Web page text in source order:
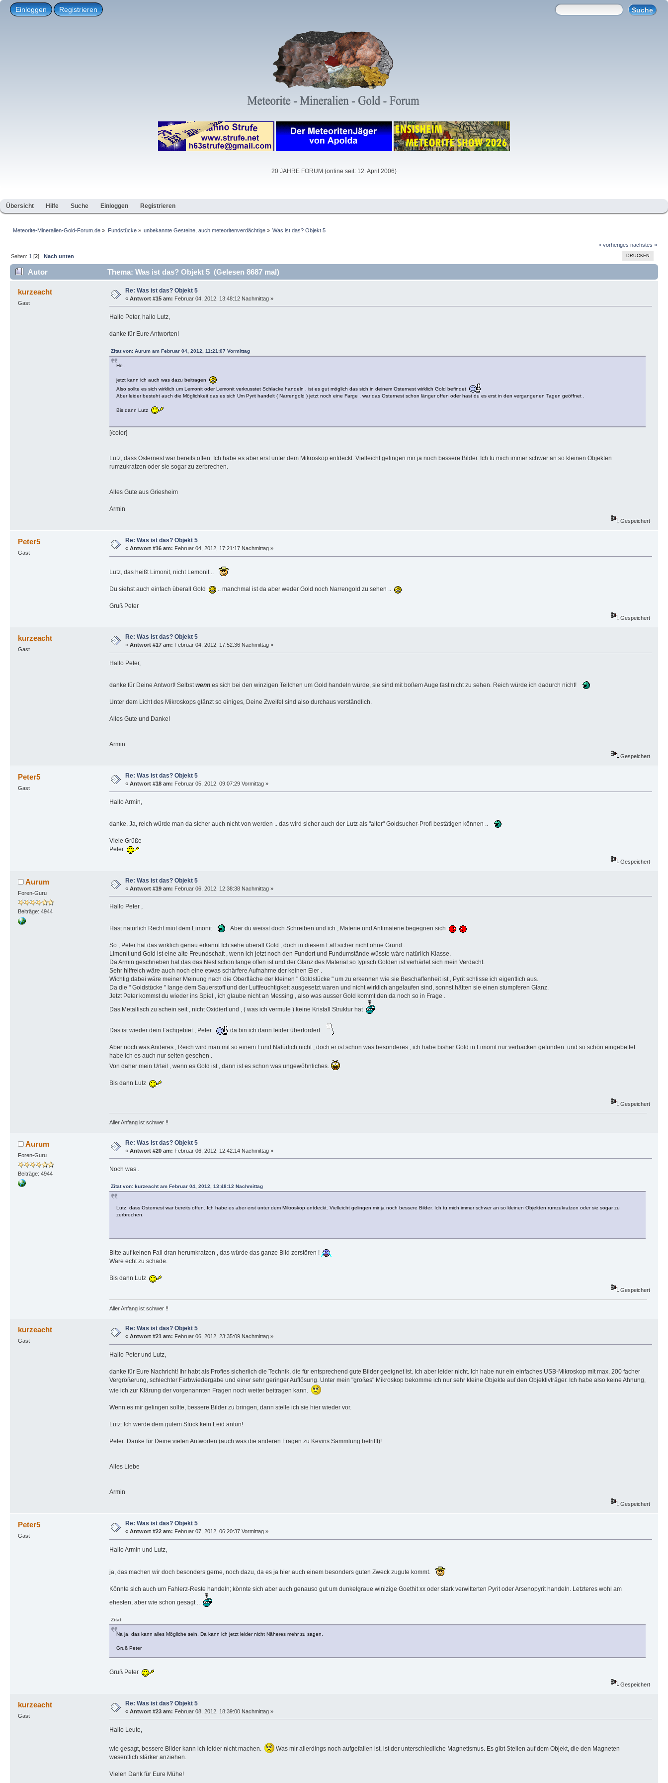
Einloggen Registrieren
20 JAHRE FORUM (online seit: 12. April 2006)
Übersicht Hilfe Suche Einloggen Registrieren
Meteorite-Mineralien-Gold-Forum.de » Fundstücke» unbekannte Gesteine, auch meteoritenverdächtige» Was ist das? Objekt 5
« vorheriges nächstes »
DRUCKEN
Seiten: 1 [2]Nach unten
Autor Thema: Was ist das? Objekt 5 (Gelesen 8687 mal)
kurzeacht
Gast
Re: Was ist das? Objekt 5
« Antwort #15 am: Februar 04, 2012, 13:48:12 Nachmittag »
Hallo Peter, hallo Lutz,
danke für Eure Antworten!
Zitat von: Aurum am Februar 04, 2012, 11:21:07 Vormittag
He ,
jetzt kann ich auch was dazu beitragen
Also sollte es sich wirklich um Lemonit oder Lemonit verkrusstet Schlacke handeln , ist es gut möglich das sich in deinem Osternest wirklich Gold befindet
Aber leider besteht auch die Möglichkeit das es sich Um Pyrit handelt ( Narrengold ) jetzt noch eine Farge , war das Osternest schon länger offen oder hast du es erst in den vergangenen Tagen geöffnet .
Bis dann Lutz
[/color]
Lutz, dass Osternest war bereits offen. Ich habe es aber erst unter dem Mikroskop entdeckt. Vielleicht gelingen mir ja noch bessere Bilder. Ich tu mich immer schwer an so kleinen Objekten
rumzukratzen oder sie sogar zu zerbrechen.
Alles Gute aus Griesheim
Armin
Gespeichert
Peter5
Gast
Re: Was ist das? Objekt 5
« Antwort #16 am: Februar 04, 2012, 17:21:17 Nachmittag »
Lutz, das heißt Limonit, nicht Lemonit ..
Du siehst auch einfach überall Gold .. manchmal ist da aber weder Gold noch Narrengold zu sehen ..
Gruß Peter
Gespeichert
kurzeacht
Gast
Re: Was ist das? Objekt 5
« Antwort #17 am: Februar 04, 2012, 17:52:36 Nachmittag »
Hallo Peter,
danke für Deine Antwort! Selbstwenn es sich bei den winzigen Teilchen um Gold handeln würde, sie sind mit boßem Auge fast nicht zu sehen. Reich würde ich dadurch nicht!
Unter dem Licht des Mikroskops glänzt so einiges, Deine Zweifel sind also durchaus verständlich.
Alles Gute und Danke!
Armin
Gespeichert
Peter5
Gast
Re: Was ist das? Objekt 5
« Antwort #18 am: Februar 05, 2012, 09:07:29 Vormittag »
Hallo Armin,
danke. Ja, reich würde man da sicher auch nicht von werden .. das wird sicher auch der Lutz als "alter" Goldsucher-Profi bestätigen können ..
Viele Grüße
Peter
Gespeichert
Aurum
Foren-Guru
Beiträge: 4944
Re: Was ist das? Objekt 5
« Antwort #19 am: Februar 06, 2012, 12:38:38 Nachmittag »
Hallo Peter ,
Hast natürlich Recht miot dem Limonit Aber du weisst doch Schreiben und ich , Materie und Antimaterie begegnen sich
So , Peter hat das wirklich genau erkannt Ich sehe überall Gold , doch in diesem Fall sicher nicht ohne Grund .
Limonit und Gold ist eine alte Freundschaft , wenn ich jetzt noch den Fundort und Fundumstände wüsste wäre natürlich Klasse.
Da Armin geschrieben hat das das Nest schon lange offen ist und der Glanz des Material so typisch Golden ist verhärtet sich mein Verdacht.
Sehr hilfreich wäre auch noch eine etwas schärfere Aufnahme der keinen Eier .
Wichtig dabei wäre meiner Meinung nach die Oberfläche der kleinen " Goldstücke " um zu erkennen wie sie Beschaffenheit ist , Pyrit schlisse ich eigentlich aus.
Da die " Goldstücke " lange dem Sauerstoff und der Luftfeuchtigkeit ausgesetzt waren und nicht wirklich angelaufen sind, sonnst hätten sie einen stumpferen Glanz.
Jetzt Peter kommst du wieder ins Spiel , ich glaube nicht an Messing , also was ausser Gold kommt den da noch so in Frage .
Das Metallisch zu schein seit , nicht Oxidiert und , ( was ich vermute ) keine Kristall Struktur hat
Das ist wieder dein Fachgebiet , Peter da bin ich dann leider überfordert
Aber noch was Anderes , Reich wird man mit so einem Fund Natürlich nicht , doch er ist schon was besonderes , ich habe bisher Gold in Limonit nur verbacken gefunden. und so schön eingebettet
habe ich es auch nur selten gesehen .
Von daher mein Urteil , wenn es Gold ist , dann ist es schon was ungewöhnliches.
Bis dann Lutz
Gespeichert
Aller Anfang ist schwer !!
Aurum
Foren-Guru
Beiträge: 4944
Re: Was ist das? Objekt 5
« Antwort #20 am: Februar 06, 2012, 12:42:14 Nachmittag »
Noch was .
Zitat von: kurzeacht am Februar 04, 2012, 13:48:12 Nachmittag
Lutz, dass Osternest war bereits offen. Ich habe es aber erst unter dem Mikroskop entdeckt. Vielleicht gelingen mir ja noch bessere Bilder. Ich tu mich immer schwer an so kleinen Objekten rumzukratzen oder sie sogar zu
zerbrechen.
Bitte auf keinen Fall dran herumkratzen , das würde das ganze Bild zerstören !
Wäre echt zu schade.
Bis dann Lutz
Gespeichert
Aller Anfang ist schwer !!
kurzeacht
Gast
Re: Was ist das? Objekt 5
« Antwort #21 am: Februar 06, 2012, 23:35:09 Nachmittag »
Hallo Peter und Lutz,
danke für Eure Nachricht! Ihr habt als Profies sicherlich die Technik, die für entsprechend gute Bilder geeignet ist. Ich aber leider nicht. Ich habe nur ein einfaches USB-Mikroskop mit max. 200 facher
Vergrößerung, schlechter Farbwiedergabe und einer sehr geringer Auflösung. Unter mein "großes" Mikroskop bekomme ich nur sehr kleine Objekte auf den Objektivträger. Ich habe also keine Ahnung,
wie ich zur Klärung der vorgenannten Fragen noch weiter beitragen kann.
Wenn es mir gelingen sollte, bessere Bilder zu bringen, dann stelle ich sie hier wieder vor.
Lutz: Ich werde dem gutem Stück kein Leid antun!
Peter: Danke für Deine vielen Antworten (auch was die anderen Fragen zu Kevins Sammlung betrifft)!
Alles Liebe
Armin
Gespeichert
Peter5
Gast
Re: Was ist das? Objekt 5
« Antwort #22 am: Februar 07, 2012, 06:20:37 Vormittag »
Hallo Armin und Lutz,
ja, das machen wir doch besonders gerne, noch dazu, da es ja hier auch einem besonders guten Zweck zugute kommt.
Könnte sich auch um Fahlerz-Reste handeln; könnte sich aber auch genauso gut um dunkelgraue winizige Goethit xx oder stark verwitterten Pyrit oder Arsenopyrit handeln. Letzteres wohl am
ehesten, aber wie schon gesagt ..
Zitat
Na ja, das kann alles Mögliche sein. Da kann ich jetzt leider nicht Näheres mehr zu sagen.
Gruß Peter
Gruß Peter
Gespeichert
kurzeacht
Gast
Re: Was ist das? Objekt 5
« Antwort #23 am: Februar 08, 2012, 18:39:00 Nachmittag »
Hallo Leute,
wie gesagt, bessere Bilder kann ich leider nicht machen.
Was mir allerdings noch aufgefallen ist, ist der unterschiedliche Magnetismus. Es gibt Stellen auf dem Objekt, die den Magneten
wesentlich stärker anziehen.
Vielen Dank für Eure Mühe!